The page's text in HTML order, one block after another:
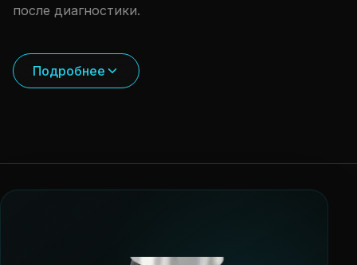
после диагностики.
Подробнее